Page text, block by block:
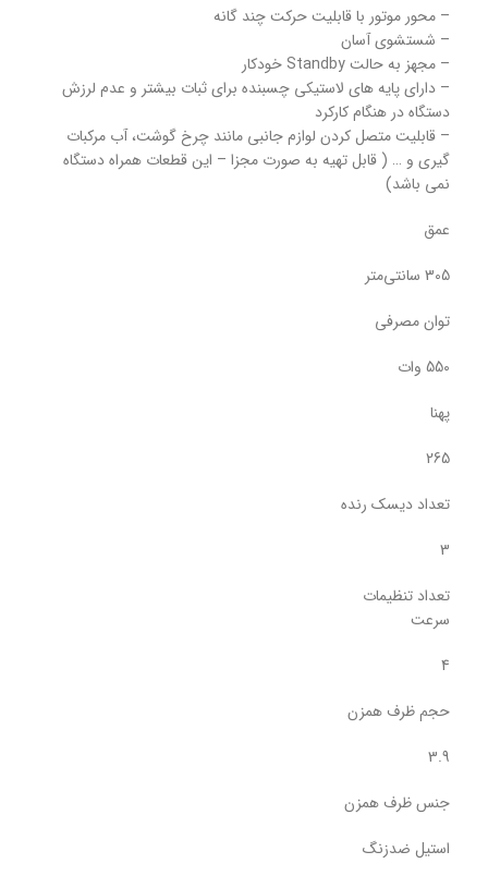
– محور موتور با قابلیت حرکت چند گانه
– شستشوی آسان
– مجهز به حالت Standby خودکار
– دارای پایه های لاستیکی چسبنده برای ثبات بیشتر و عدم لرزش
دستگاه در هنگام کارکرد
– قابلیت متصل کردن لوازم جانبی مانند چرخ گوشت، آب مرکبات
گیری و … ( قابل تهیه به صورت مجزا – این قطعات همراه دستگاه
نمی باشد)
عمق
305 سانتی‌متر
توان مصرفی
550 وات
پهنا
265
تعداد دیسک رنده
3
تعداد تنظیمات
سرعت
4
حجم ظرف همزن
3.9
جنس ظرف همزن
استیل ضدزنگ